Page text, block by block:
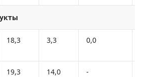
18,3 3,3 0,0
19,3 14,0 -